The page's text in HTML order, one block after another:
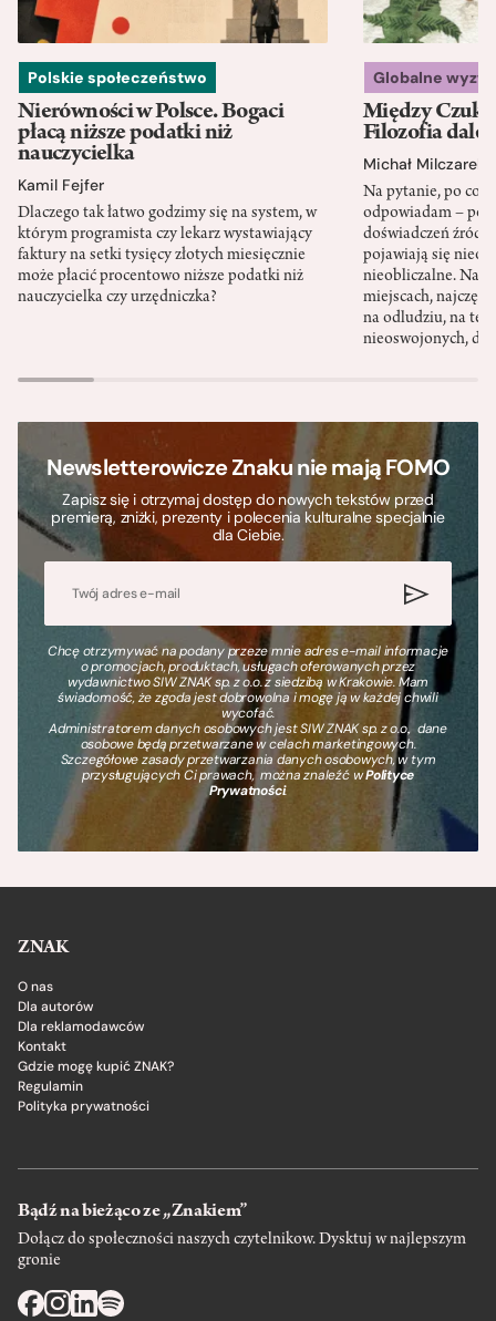
Polskie społeczeństwo
Nierówności w Polsce. Bogaci
płacą niższe podatki niż
nauczycielka
Kamil Fejfer
Dlaczego tak łatwo godzimy się na system, w
którym programista czy lekarz wystawiający
faktury na setki tysięcy złotych miesięcznie
może płacić procentowo niższe podatki niż
nauczycielka czy urzędniczka?
Globalne
Między
Filozofia
Michał Milczarek
Na pytanie, po co
odpowiadam – po
doświadczeń
pojawiają się
nieobliczalne.
miejscach,
na odludziu, na
nieoswojonych,
Newsletterowicze Znaku nie mają FOMO
Zapisz się i otrzymaj dostęp do nowych tekstów przed
premierą, zniżki, prezenty i polecenia kulturalne specjalnie
dla Ciebie.
Chcę otrzymywać na podany przeze mnie adres e-mail informacje
o promocjach, produktach, usługach oferowanych przez
wydawnictwo SIW ZNAK sp. z o.o. z siedzibą w Krakowie. Mam
świadomość, że zgoda jest dobrowolna i mogę ją w każdej chwili
wycofać.
Administratorem danych osobowych jest SIW ZNAK sp. z o.o., dane
osobowe będą przetwarzane w celach marketingowych.
Szczegółowe zasady przetwarzania danych osobowych, w tym
przysługujących Ci prawach, można znaleźć wPolityce
Prywatności.
ZNAK
O nas
Dla autorów
Dla reklamodawców
Kontakt
Gdzie mogę kupić ZNAK?
Regulamin
Polityka prywatności
Bądź na bieżąco ze „Znakiem”
Dołącz do społeczności naszych czytelnikow. Dysktuj w najlepszym
gronie